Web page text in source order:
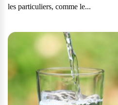
les particuliers, comme le...